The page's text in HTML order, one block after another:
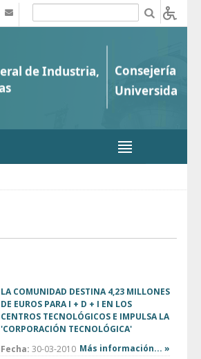
LA COMUNIDAD DESTINA 4,23 MILLONES
DE EUROS PARA I + D + I EN LOS
CENTROS TECNOLÓGICOS E IMPULSA LA
'CORPORACIÓN TECNOLÓGICA'
Fecha: 30-03-2010 Más información... »